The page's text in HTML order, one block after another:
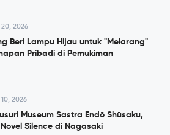
20, 2026
Beri Lampu Hijau untuk "Melarang"
Pribadi di Pemukiman
2026
Museum Sastra Endō Shūsaku,
Silence di Nagasaki